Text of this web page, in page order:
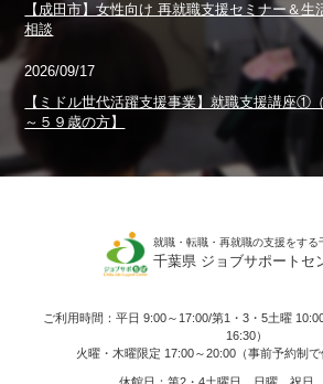
【成田市】女性向け 再就職支援セミナー＆
相談
2026/09/17
【ミドル世代活躍支援事業】就職支援講座①
～５９歳の方】
就職・転職・再就職の支援をする
千葉県 ジョブサポートセ
ご利用時間：平日 9:00～17:00/第1・3・5土曜
16:30）
火曜・木曜限定 17:00～20:00（事前予約制で